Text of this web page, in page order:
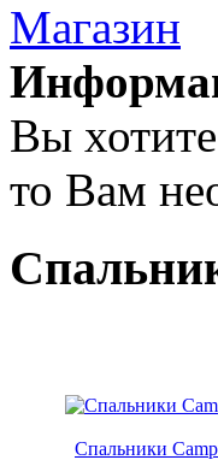
Магазин
Вы
то Вам
Спальники